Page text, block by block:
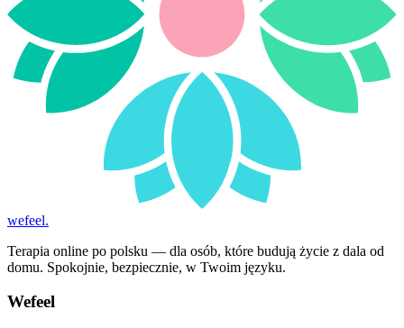
wefeel.
Terapia online po polsku — dla osób, które budują życie z dala od
domu. Spokojnie, bezpiecznie, w Twoim języku.
Wefeel